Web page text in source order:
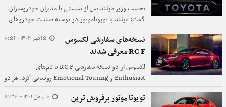
نخست وزیر تایلند پس از نشستی با مدیران خودروسازان
گفت: تایلند با تویوتاموتور در توسعه صنعت خودروهای
الکتریکی این کشور همکاری خواهد کرد.
15 مهر 1402 - 10:51
نسخه‌های سفارشی لکسوس
RC F معرفی شدند
لکسوس از دو نسخه سفارشی RC F با نام‌های
Enthusiast و Emotional Touring رونمایی کرد. هر دو
خودرو از پیشرانه ۸ سیلندر تنفس طبیعی استفاده
می‌کنند
10 بهمن 1401 - 12:34
تویوتا موتور پرفروش ترین